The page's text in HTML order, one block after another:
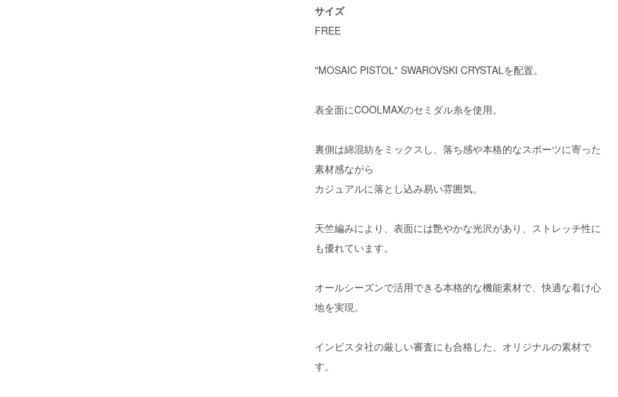
サイズ
FREE
"MOSAIC PISTOL" SWAROVSKI CRYSTALを配置。
表全面にCOOLMAXのセミダル糸を使用。
裏側は綿混紡をミックスし、落ち感や本格的なスポーツに寄った
素材感ながら
カジュアルに落とし込み易い雰囲気。
天竺編みにより、表面には艶やかな光沢があり、ストレッチ性に
も優れています。
オールシーズンで活用できる本格的な機能素材で、快適な着け心
地を実現。
インビスタ社の厳しい審査にも合格した、オリジナルの素材で
す。